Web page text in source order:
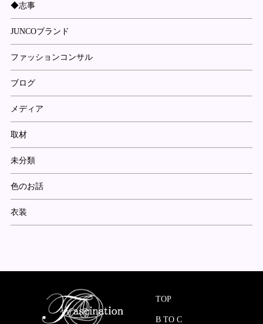
◆志事
JUNCOブランド
ファッションコンサル
ブログ
メディア
取材
未分類
色のお話
衣装
TOP
B TO C